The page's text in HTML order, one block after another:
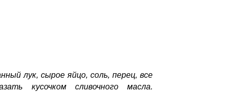
лук, сырое яйцо, соль, перец, все
кусочком сливочного масла.